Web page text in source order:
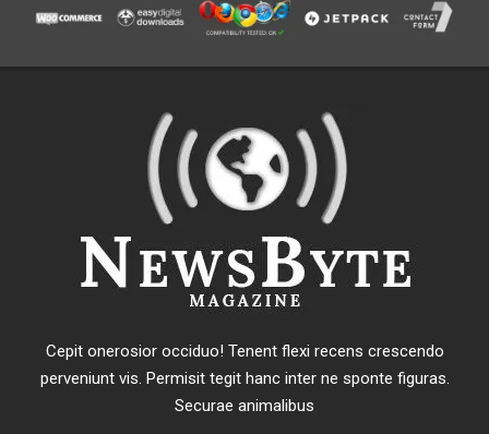
Cepit onerosior occiduo! Tenent flexi recens crescendo
perveniunt vis. Permisit tegit hanc inter ne sponte figuras.
Securae animalibus